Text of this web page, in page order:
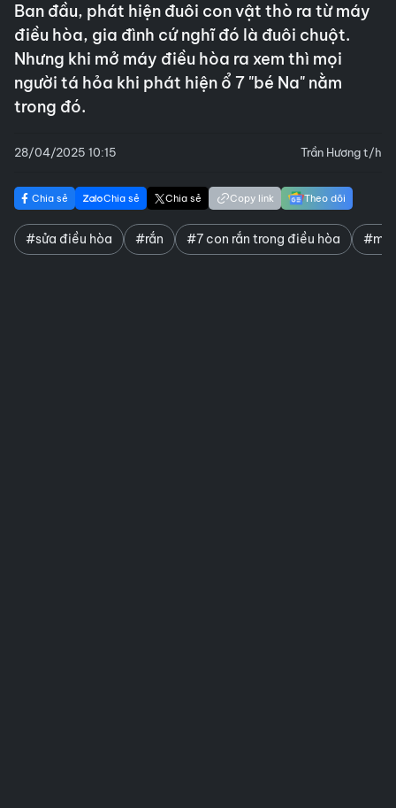
Ban đầu, phát hiện đuôi con vật thò ra từ máy
điều hòa, gia đình cứ nghĩ đó là đuôi chuột.
Nhưng khi mở máy điều hòa ra xem thì mọi
người tá hỏa khi phát hiện ổ 7 "bé Na" nằm
trong đó.
28/04/2025 10:15 Trần Hương t/h
Chia sẻ Chia sẻ Chia sẻ Copy link Theo dõi
#sửa điều hòa #rắn #7 con rắn trong điều hòa #mở